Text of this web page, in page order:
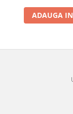
ADAUGA